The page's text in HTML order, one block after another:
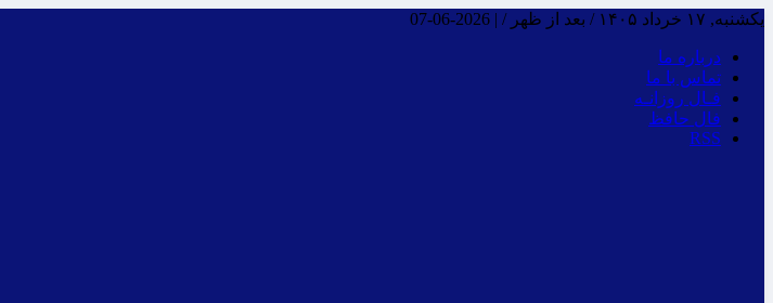
یکشنبه, ۱۷ خرداد ۱۴۰۵ / بعد از ظهر / |
2026-06-07
درباره ما
تماس با ما
فـال روزانـه
فال حافظ
RSS